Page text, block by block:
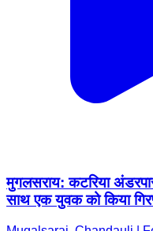
मुगलसराय: कटरिया
साथ एक युवक को किया